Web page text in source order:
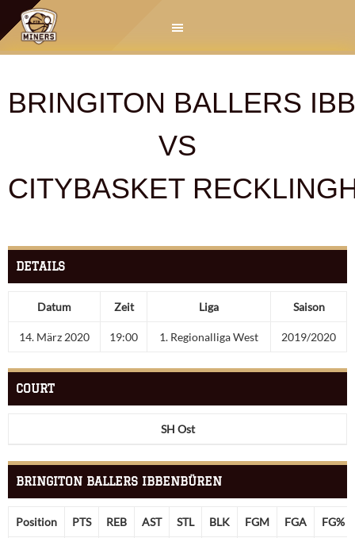
Springe
zum
Inhalt
BRINGITON BALLERS
VS
CITYBASKET
DETAILS
Datum Zeit Liga Saison
14. März 2020 19:00 1. Regionalliga West 2019/2020
COURT
SH Ost
BRINGITON BALLERS IBBENBÜREN
Position PTS REB AST STL BLK FGM FGA FG%